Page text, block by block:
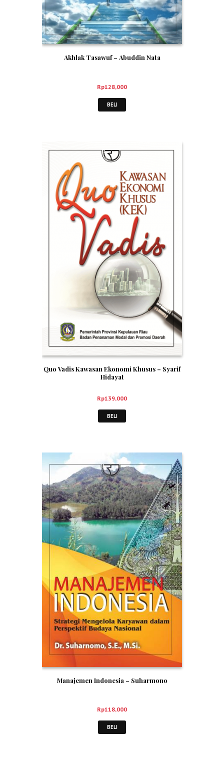
Akhlak Tasawuf – Abuddin Nata
Rp128,000
BELI
Quo Vadis Kawasan Ekonomi Khusus – Syarif
Hidayat
Rp139,000
BELI
Manajemen Indonesia – Suharmono
Rp118,000
BELI